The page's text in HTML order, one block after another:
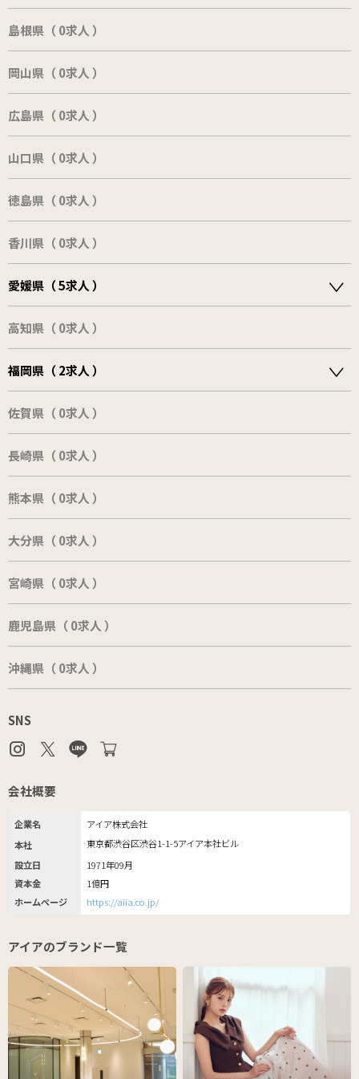
島根県（ 0求人 ）
岡山県（ 0求人 ）
広島県（ 0求人 ）
山口県（ 0求人 ）
徳島県（ 0求人 ）
香川県（ 0求人 ）
愛媛県（ 5求人 ）
高知県（ 0求人 ）
福岡県（ 2求人 ）
佐賀県（ 0求人 ）
長崎県（ 0求人 ）
熊本県（ 0求人 ）
大分県（ 0求人 ）
宮崎県（ 0求人 ）
鹿児島県（ 0求人 ）
沖縄県（ 0求人 ）
SNS
会社概要
企業名
アイア株式会社
本社
東京都渋谷区渋谷1-1-5アイア本社ビル
設立日
1971年09月
資本金
1億円
ホームページ
https://aiia.co.jp/
アイアのブランド一覧